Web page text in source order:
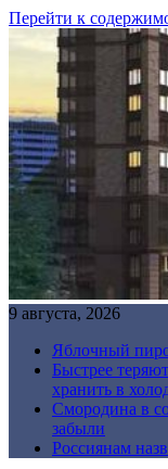
Перейти к
9 августа, 2026
Яблочный
Быстрее
хранить в
Смородина в
забыли
Россиянам